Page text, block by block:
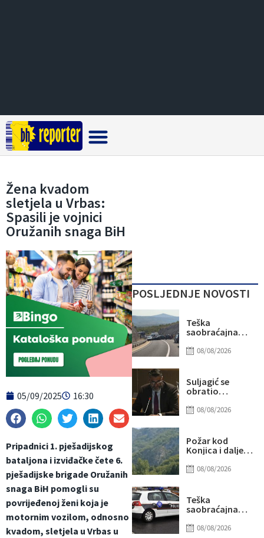
Žena kvadom
sletjela u Vrbas:
Spasili je vojnici
Oružanih snaga BiH
05/09/2025 16:30
Pripadnici 1. pješadijskog
bataljona i izviđačke čete 6.
pješadijske brigade Oružanih
snaga BiH pomogli su
povrijeđenoj ženi koja je
motornim vozilom, odnosno
kvadom, sletjela u Vrbas u
POSLJEDNJE NOVOSTI
Teška
saobraćajna
Stoca: Više
saobraćaj
potpuno
obustavljen
08/08/2026
Suljagić se
obratio
senatorima i
pridružio
kampanji
zastrašivanja
Bošnjaka!
08/08/2026
Požar kod
Konjica i dalje
manjeg
terenu
08/08/2026
Teška
saobraćajna
Teretno vozilo
08/08/2026